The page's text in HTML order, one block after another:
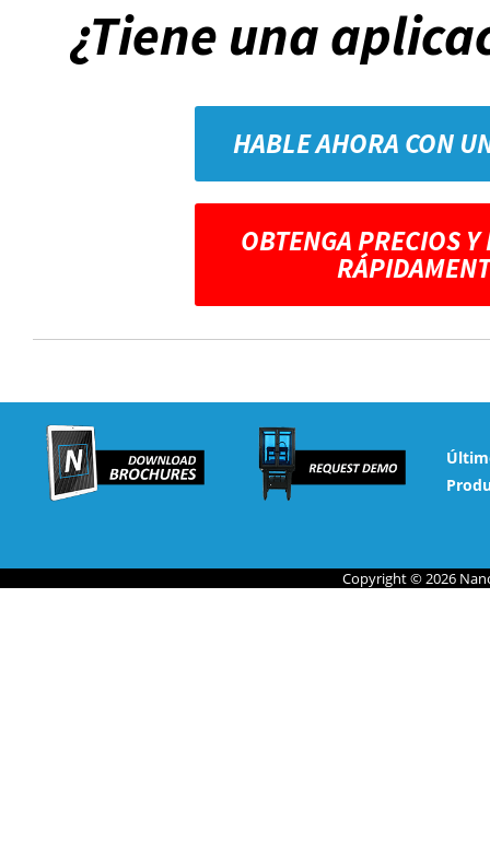
¿Tiene una
HABLE AHORA CON
OBTENGA PRECIOS Y
Copyright © 2026